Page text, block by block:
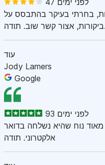
בחרתי בעיקר בהתבסס על
ביקורות, אצור קשר שוב. תודה.
עוד
Jody Lamers
Google
93 לפני ימים
נוח שהיא נשלחה בדואר
אלקטרוני. תודה